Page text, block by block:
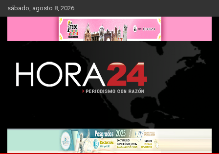
Saltar
al
sábado, agosto 8, 2026